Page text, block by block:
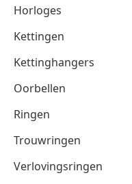
Horloges
Kettingen
Kettinghangers
Oorbellen
Ringen
Trouwringen
Verlovingsringen